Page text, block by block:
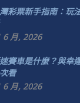
彩票新手指南：玩
6 月, 2026
賽車是什麼？與幸
看
6 月, 2026